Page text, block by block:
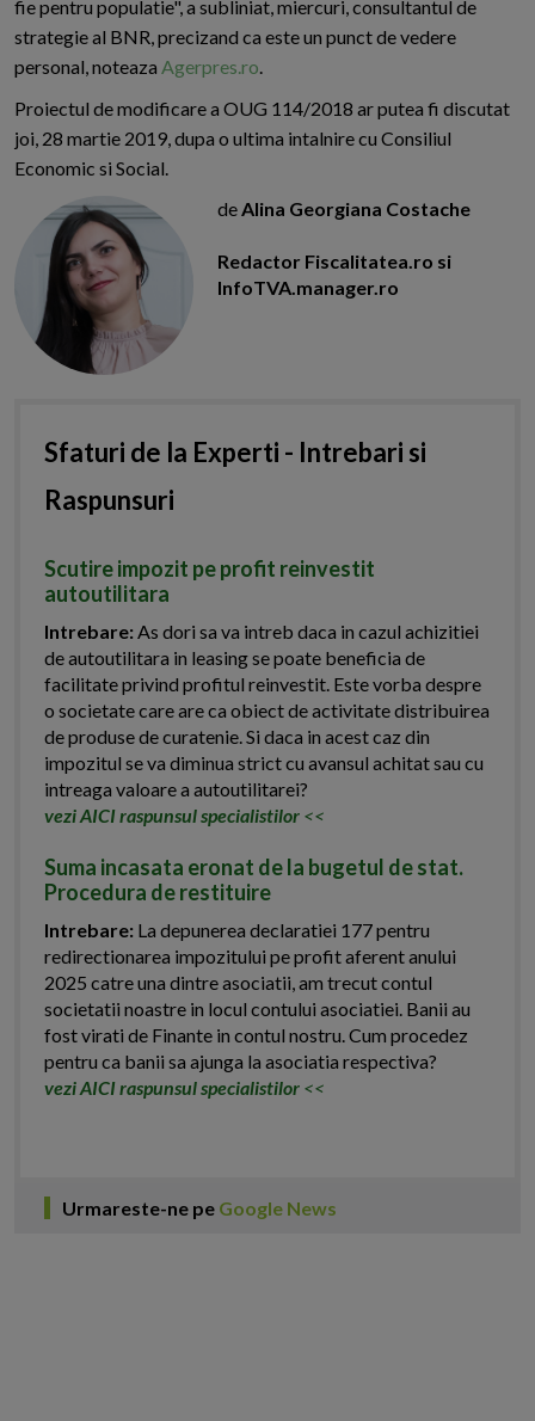
fie pentru populatie", a subliniat, miercuri, consultantul de
strategie al BNR, precizand ca este un punct de vedere
personal, noteaza Agerpres.ro.
Proiectul de modificare a OUG 114/2018 ar putea fi discutat
joi, 28 martie 2019, dupa o ultima intalnire cu Consiliul
Economic si Social.
deAlina Georgiana Costache
Redactor Fiscalitatea.ro si
InfoTVA.manager.ro
Sfaturi de la Experti - Intrebari si
Raspunsuri
Scutire impozit pe profit reinvestit
autoutilitara
Intrebare:As dori sa va intreb daca in cazul achizitiei
de autoutilitara in leasing se poate beneficia de
facilitate privind profitul reinvestit. Este vorba despre
o societate care are ca obiect de activitate distribuirea
de produse de curatenie. Si daca in acest caz din
impozitul se va diminua strict cu avansul achitat sau cu
intreaga valoare a autoutilitarei?
vezi AICI raspunsul specialistilor <<
Suma incasata eronat de la bugetul de stat.
Procedura de restituire
Intrebare: La depunerea declaratiei 177 pentru
redirectionarea impozitului pe profit aferent anului
2025 catre una dintre asociatii, am trecut contul
societatii noastre in locul contului asociatiei. Banii au
fost virati de Finante in contul nostru. Cum procedez
pentru ca banii sa ajunga la asociatia respectiva?
vezi AICI raspunsul specialistilor <<
Urmareste-ne pe Google News